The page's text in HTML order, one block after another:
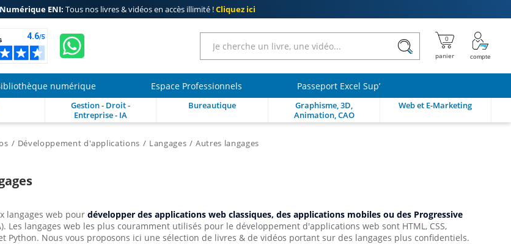
ENI: Tous nos livres & vidéos en accès illimité !Cliquez ici
numérique Espace Professionnels Passeport Excel Sup’
Gestion - Droit -
Entreprise - IA
Bureautique
Graphisme, 3D,
Animation, CAO
Web et E-Marketing
Développement d'applications Langages Autres langages
langages web pour développer des applications web classiques, des applications mobiles ou des Progressive
Les langages web les plus couramment utilisés pour le développement d'applications web sont HTML, CSS,
et Python. Nous vous proposons ici une sélection de livres & de vidéos portant sur des langages plus confidentiels.